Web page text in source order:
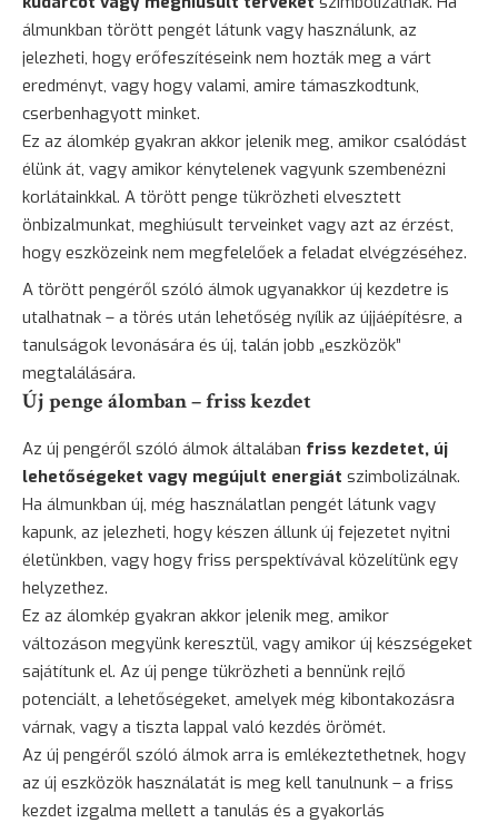
álmunkban törött pengét látunk vagy használunk, az
jelezheti, hogy erőfeszítéseink nem hozták meg a várt
eredményt, vagy hogy valami, amire támaszkodtunk,
cserbenhagyott minket.
Ez az álomkép gyakran akkor jelenik meg, amikor csalódást
élünk át, vagy amikor kénytelenek vagyunk szembenézni
korlátainkkal. A törött penge tükrözheti elvesztett
önbizalmunkat, meghiúsult terveinket vagy azt az érzést,
hogy eszközeink nem megfelelőek a feladat elvégzéséhez.
A törött pengéről szóló álmok ugyanakkor új kezdetre is
utalhatnak – a törés után lehetőség nyílik az újjáépítésre, a
tanulságok levonására és új, talán jobb „eszközök”
megtalálására.
Új penge álomban – friss kezdet
Az új pengéről szóló álmok általában friss kezdetet, új
lehetőségeket vagy megújult energiát szimbolizálnak.
Ha álmunkban új, még használatlan pengét látunk vagy
kapunk, az jelezheti, hogy készen állunk új fejezetet nyitni
életünkben, vagy hogy friss perspektívával közelítünk egy
helyzethez.
Ez az álomkép gyakran akkor jelenik meg, amikor
változáson megyünk keresztül, vagy amikor új készségeket
sajátítunk el. Az új penge tükrözheti a bennünk rejlő
potenciált, a lehetőségeket, amelyek még kibontakozásra
várnak, vagy a tiszta lappal való kezdés örömét.
Az új pengéről szóló álmok arra is emlékeztethetnek, hogy
az új eszközök használatát is meg kell tanulnunk – a friss
kezdet izgalma mellett a tanulás és a gyakorlás